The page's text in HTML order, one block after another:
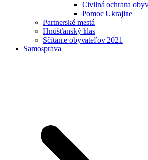
Civilná ochrana
Pomoc Ukrajine
Partnerské mestá
Hnúšťanský hlas
Sčítanie obyvateľov 2021
Samospráva